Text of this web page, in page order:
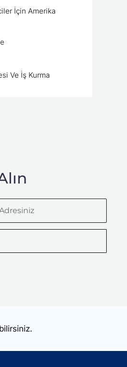
İçin Amerika
Ve İş Kurma